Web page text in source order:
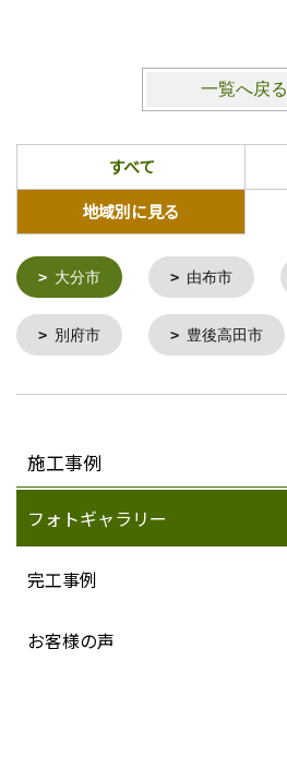
一覧へ戻る
すべて
地域別に見る
大分市 由布市
別府市 豊後高田市
施工事例
フォトギャラリー
完工事例
お客様の声